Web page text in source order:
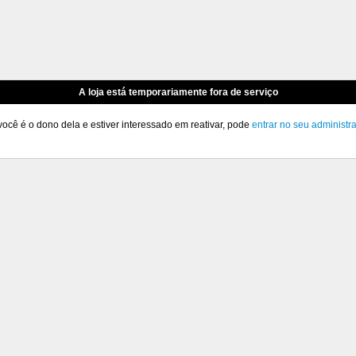
A loja está temporariamente fora de serviço
é o dono dela e estiver interessado em reativar, pode entrar no seu